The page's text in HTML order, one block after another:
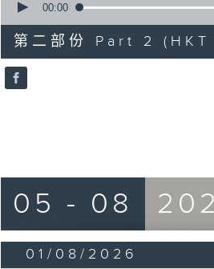
seconds
49
minutes,
6
seconds
90%
00:00
第二部份 Part 2
05 - 08
01/08/2026